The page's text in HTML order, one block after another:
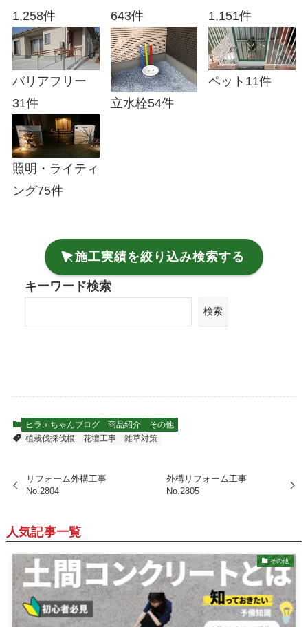
1,258件
643件
1,151件
バリアフリー
31件
立水栓54件
ペット 11件
照明・ライティ
ング75件
施工実績を絞り込み検索する
キーワード検索
検索
ヒラエちゃんブログ 商品紹介
その他
植栽伐採伐根
花壇工事 雑草対策
リフォーム外構工事
No.2804
外構リフォーム工事
No.2805
人気記事一覧
その他